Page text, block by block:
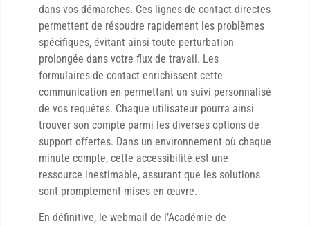
dans vos démarches. Ces lignes de contact directes
permettent de résoudre rapidement les problèmes
spécifiques, évitant ainsi toute perturbation
prolongée dans votre flux de travail. Les
formulaires de contact enrichissent cette
communication en permettant un suivi personnalisé
de vos requêtes. Chaque utilisateur pourra ainsi
trouver son compte parmi les diverses options de
support offertes. Dans un environnement où chaque
minute compte, cette accessibilité est une
ressource inestimable, assurant que les solutions
sont promptement mises en œuvre.
En définitive, le webmail de l’Académie de